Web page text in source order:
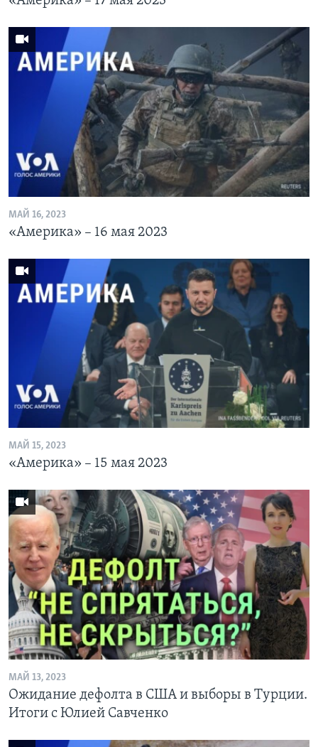
МАЙ 16, 2023
«Америка» – 16 мая 2023
МАЙ 15, 2023
«Америка» – 15 мая 2023
МАЙ 13, 2023
Ожидание дефолта в США и выборы в Турции.
Итоги с Юлией Савченко